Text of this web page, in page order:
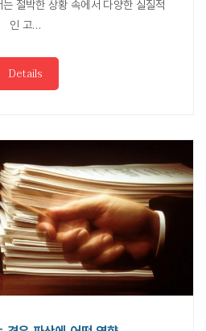
절박한 상황 속에서 다양한 실질적
인 고…
Details